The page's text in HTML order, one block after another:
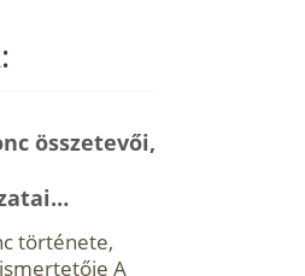
összetevői,
története,
A